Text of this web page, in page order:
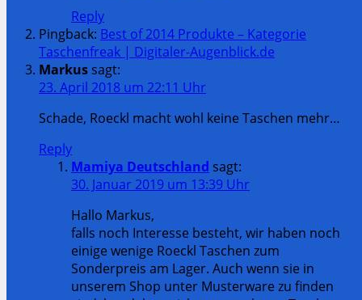
Reply
Pingback: Best of 2014 Produkte – Kategorie
Taschenfreak | Digitaler-Augenblick.de
Markussagt:
23. April 2018 um 22:11 Uhr
Schade, Roeckl macht wohl keine Taschen mehr…
Reply
Mamiya Deutschland sagt:
30. Januar 2019 um 13:39 Uhr
Hallo Markus,
falls noch Interesse besteht, wir haben noch
einige wenige Roeckl Taschen zum
Sonderpreis am Lager. Auch wenn sie in
unserem Shop unter Musterware zu finden